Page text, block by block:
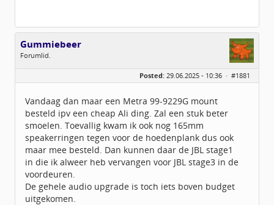
Gummiebeer
Forumlid.
Leeftijd:
46
Geregistreerd:09 / 2022
Posted: 29.06.2025 - 10:36 · #1881
Vandaag dan maar een Metra 99-9229G mount
besteld ipv een cheap Ali ding. Zal een stuk beter
smoelen. Toevallig kwam ik ook nog 165mm
speakerringen tegen voor de hoedenplank dus ook
maar mee besteld. Dan kunnen daar de JBL stage1
in die ik alweer heb vervangen voor JBL stage3 in de
voordeuren.
De gehele audio upgrade is toch iets boven budget
uitgekomen.